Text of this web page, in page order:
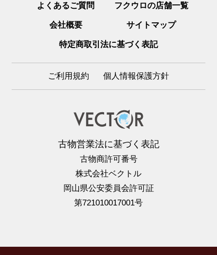
よくあるご質問 フクウロの店舗一覧
会社概要 サイトマップ
特定商取引法に基づく表記
ご利用規約 個人情報保護方針
古物営業法に基づく表記
古物商許可番号
株式会社ベクトル
岡山県公安委員会許可証
第721010017001号